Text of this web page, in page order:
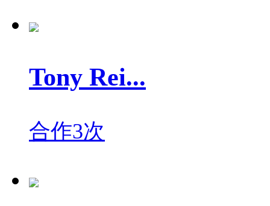
Tony Rei...
合作3次